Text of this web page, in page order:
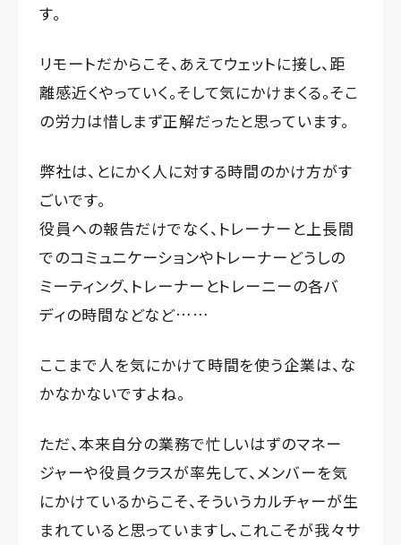
す。
リモートだからこそ、あえてウェットに接し、距
離感近くやっていく。そして気にかけまくる。そこ
の労力は惜しまず正解だったと思っています。
弊社は、とにかく人に対する時間のかけ方がす
ごいです。
役員への報告だけでなく、トレーナーと上長間
でのコミュニケーションやトレーナーどうしの
ミーティング、トレーナーとトレーニーの各バ
ディの時間などなど……
ここまで人を気にかけて時間を使う企業は、な
かなかないですよね。
ただ、本来自分の業務で忙しいはずのマネー
ジャーや役員クラスが率先して、メンバーを気
にかけているからこそ、そういうカルチャーが生
まれていると思っていますし、これこそが我々サ